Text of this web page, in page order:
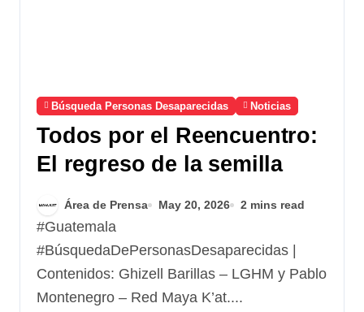
Búsqueda Personas Desaparecidas Noticias
Todos por el Reencuentro:
El regreso de la semilla
Área de Prensa May 20, 2026 2 mins read
#Guatemala
#BúsquedaDePersonasDesaparecidas |
Contenidos: Ghizell Barillas – LGHM y Pablo
Montenegro – Red Maya K’at....